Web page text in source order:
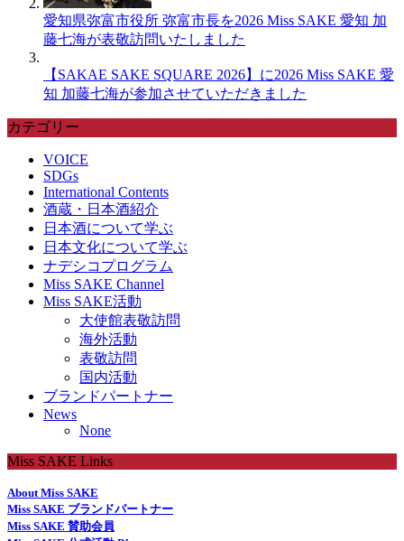
愛知県弥富市役所 弥富市長を2026 Miss SAKE 愛知 加
藤七海が表敬訪問いたしました
【SAKAE SAKE SQUARE 2026】に2026 Miss SAKE 愛
知 加藤七海が参加させていただきました
カテゴリー
VOICE
SDGs
International Contents
酒蔵・日本酒紹介
日本酒について学ぶ
日本文化について学ぶ
ナデシコプログラム
Miss SAKE Channel
Miss SAKE活動
大使館表敬訪問
海外活動
表敬訪問
国内活動
ブランドパートナー
News
None
Miss SAKE Links
About Miss SAKE
Miss SAKE ブランドパートナー
Miss SAKE 賛助会員